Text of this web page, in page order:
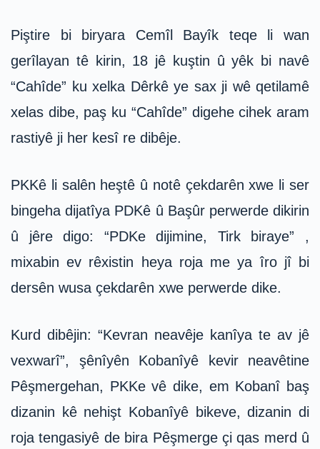
Piştire bi biryara Cemîl Bayîk teqe li wan
gerîlayan tê kirin, 18 jê kuştin û yêk bi navê
“Cahîde” ku xelka Dêrkê ye sax ji wê qetilamê
xelas dibe, paş ku “Cahîde” digehe cihek aram
rastiyê ji her kesî re dibêje.
PKKê li salên heştê û notê çekdarên xwe li ser
bingeha dijatîya PDKê û Başûr perwerde dikirin
û jêre digo: “PDKe dijimine, Tirk biraye” ,
mixabin ev rêxistin heya roja me ya îro jî bi
dersên wusa çekdarên xwe perwerde dike.
Kurd dibêjin: “Kevran neavêje kanîya te av jê
vexwarî”, şênîyên Kobanîyê kevir neavêtine
Pêşmergehan, PKKe vê dike, em Kobanî baş
dizanin kê nehişt Kobanîyê bikeve, dizanin di
roja tengasiyê de bira Pêşmerge çi qas merd û